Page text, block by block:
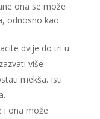
ona se može
odnosno kao
dvije do tri u
više
mekša. Isti
i ona može